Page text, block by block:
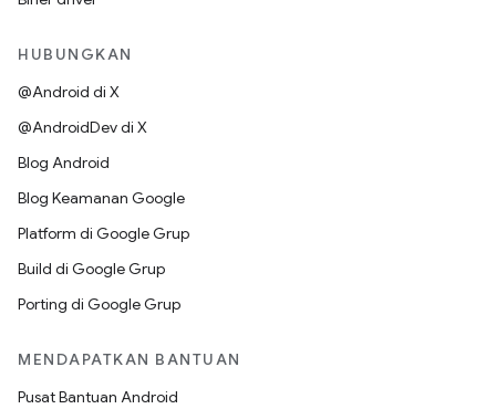
HUBUNGKAN
@Android di X
@AndroidDev di X
Blog Android
Blog Keamanan Google
Platform di Google Grup
Build di Google Grup
Porting di Google Grup
MENDAPATKAN BANTUAN
Pusat Bantuan Android